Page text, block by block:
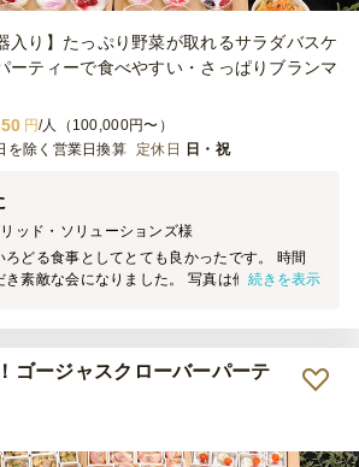
入り】たっぷり野菜が取れるサラダバスケ
ーティーで食べやすい・さっぱりブランマ
円/人（100,000円〜）
を除く営業日換算 定休日 日・祝
ッド・ソリューションズ様
どる食事としてとても良かったです。 時間
き素敵な会になりました。 写真は他で頼んだ
続きを表示
ゴージャスクローバーパーテ